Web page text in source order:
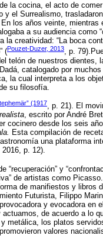
la cocina, el acto de
el Surrealismo,
los años veinte,
a su audiencia como
creatividad: “La boca
(Pouzet-Duzer, 2013, p.
telón de nuestros dientes,
catalogado por
la cual interpreta a los
su filosofía.
(1917, p. 21). El
, escrito por André
cocinero desde los seis
Esta compilación de
una plataforma
p. 12).
“recuperación” y
de artistas como
de manifiestos y libros
Futurista, Filippo
y evocadora en
de acuerdo a lo
metálica, los platos
valores